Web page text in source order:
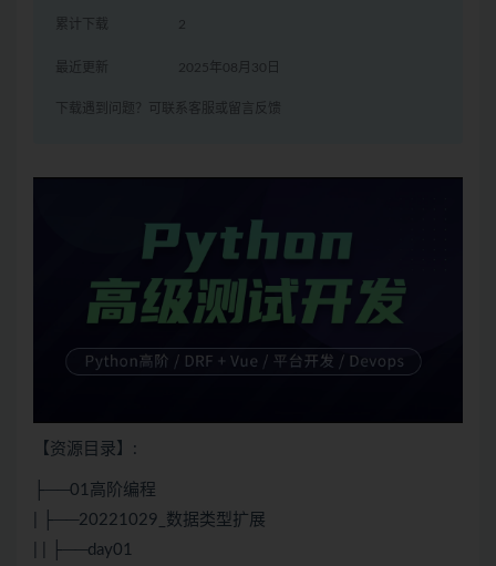
累计下载 2
最近更新 2025年08月30日
下载遇到问题？可联系客服或留言反馈
【资源目录】:
├──01高阶编程
| ├──20221029_数据类型扩展
| | ├──day01